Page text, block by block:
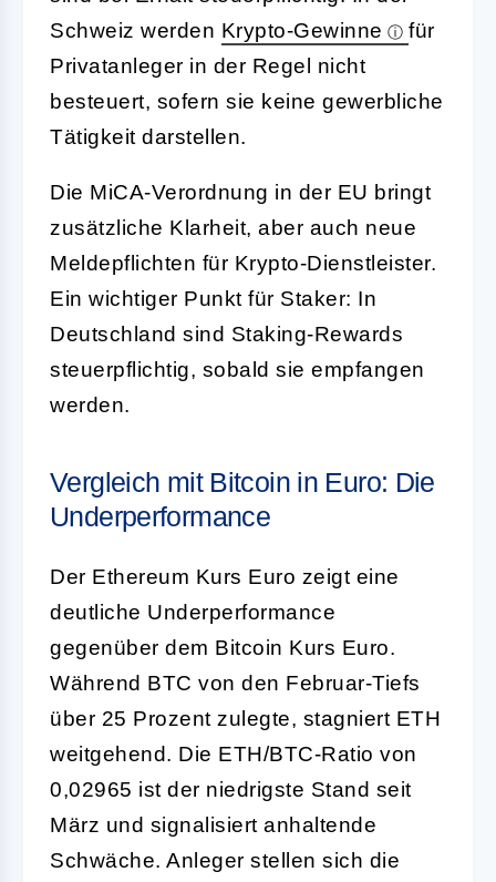
Schweiz werden Krypto-Gewinne
für
Privatanleger in der Regel nicht
besteuert, sofern sie keine gewerbliche
Tätigkeit darstellen.
Die MiCA-Verordnung in der EU bringt
zusätzliche Klarheit, aber auch neue
Meldepflichten für Krypto-Dienstleister.
Ein wichtiger Punkt für Staker: In
Deutschland sind Staking-Rewards
steuerpflichtig, sobald sie empfangen
werden.
Vergleich mit Bitcoin in Euro: Die
Underperformance
Der Ethereum Kurs Euro zeigt eine
deutliche Underperformance
gegenüber dem Bitcoin Kurs Euro.
Während BTC von den Februar-Tiefs
über 25 Prozent zulegte, stagniert ETH
weitgehend. Die ETH/BTC-Ratio von
0,02965 ist der niedrigste Stand seit
März und signalisiert anhaltende
Schwäche. Anleger stellen sich die